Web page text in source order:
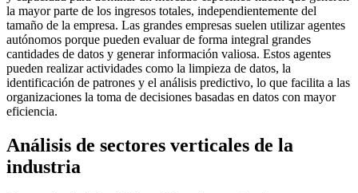
la mayor parte de los ingresos totales, independientemente del
tamaño de la empresa. Las grandes empresas suelen utilizar agentes
autónomos porque pueden evaluar de forma integral grandes
cantidades de datos y generar información valiosa. Estos agentes
pueden realizar actividades como la limpieza de datos, la
identificación de patrones y el análisis predictivo, lo que facilita a las
organizaciones la toma de decisiones basadas en datos con mayor
eficiencia.
Análisis de sectores verticales de la
industria